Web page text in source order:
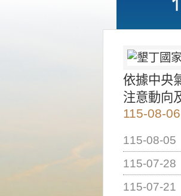
依據中央
注意動向
115-08-06
115-08-05
115-07-28
115-07-21